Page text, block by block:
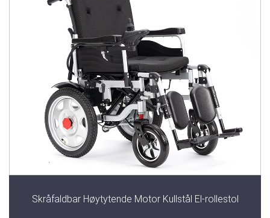
Skråfaldbar Høytytende Motor Kullstål El-rollestol